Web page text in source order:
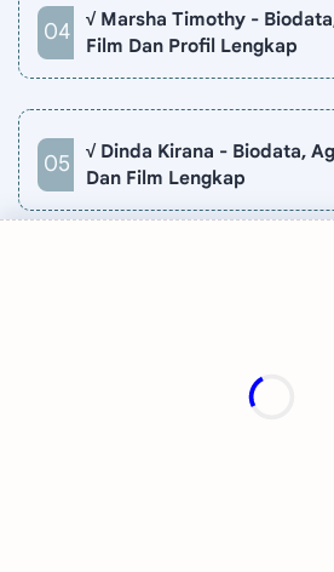
√ Marsha Timothy -
Film Dan Profil Lengkap
√ Dinda Kirana - Biodata,
Dan Film Lengkap
Privacy Policy